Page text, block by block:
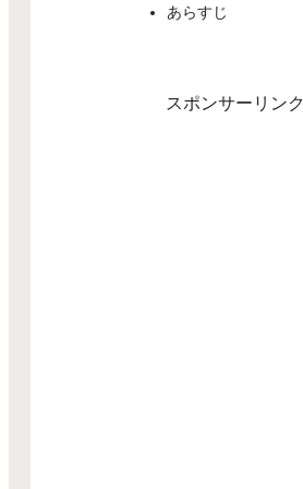
あらすじ
スポンサーリンク